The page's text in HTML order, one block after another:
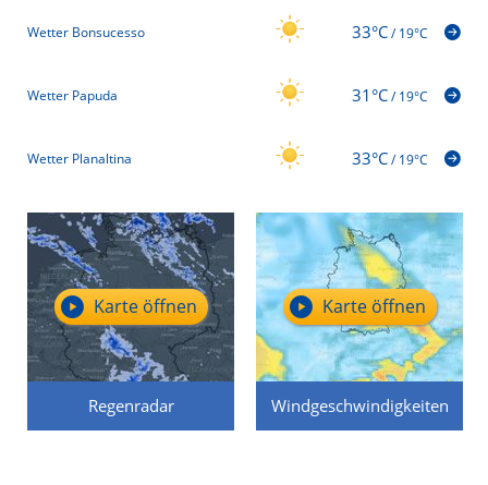
Wetter Bonsucesso 33°C/19°C
Wetter Papuda 31°C/19°C
Wetter Planaltina 33°C/19°C
Regenradar
Karte öffnen
Windgeschwindigkeiten
Karte öffnen